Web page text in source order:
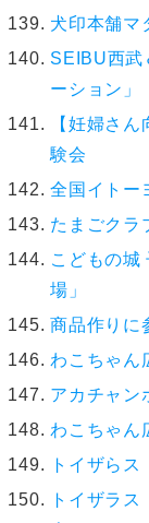
犬印本舗マ
SEIBU西武
ーション」
【妊婦さ
験会
全国イトー
たまごク
こどもの城
場」
商品作りに
わこちゃん
アカチャン
わこちゃ
トイザらス
トイザラ